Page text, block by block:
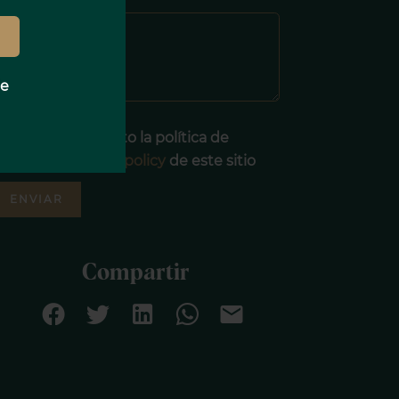
He leído y acepto la política de
privacy policy de este sitio
ENVIAR
Compartir